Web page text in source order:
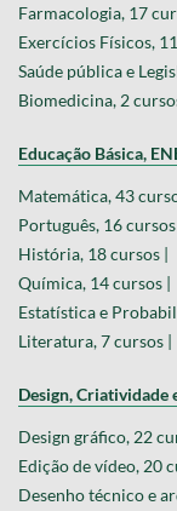
Farmacologia, 17
Exercícios Físicos,
Saúde pública e
Biomedicina, 2
Educação Básica,
Matemática, 43
Português, 16
História, 18 cursos |
Química, 14 cursos |
Estatística e
Literatura, 7 cursos |
Design, Criatividade
Design gráfico, 22
Edição de vídeo, 20
Desenho técnico e